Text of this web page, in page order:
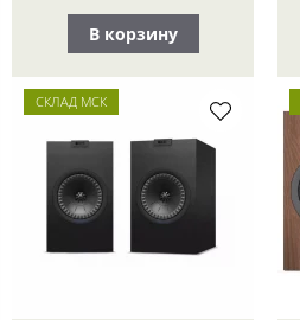
В корзину
СКЛАД МСК